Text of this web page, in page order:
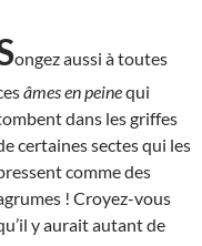
ongez aussi à toutes
âmes en peinequi
dans les griffes
certaines sectes qui les
comme des
! Croyez-vous
y aurait autant de